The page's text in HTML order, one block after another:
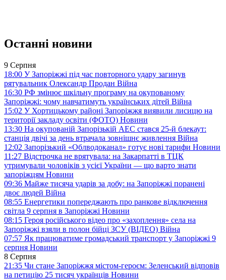
Останні новини
9 Серпня
18:00 У Запоріжжі під час повторного удару загинув
рятувальник Олександр Продан Війна
16:30 РФ змінює шкільну програму на окупованому
Запоріжжі: чому навчатимуть українських дітей Війна
15:02 У Хортицькому районі Запоріжжя виявили лисицю на
території закладу освіти (ФОТО) Новини
13:30 На окупованій Запорізькій АЕС стався 25-й блекаут:
станція двічі за день втрачала зовнішнє живлення Війна
12:02 Запорізький «Облводоканал» готує нові тарифи Новини
11:27 Відстрочка не врятувала: на Закарпатті в ТЦК
утримували чоловіків з усієї України — що варто знати
запоріжцям Новини
09:36 Майже тисяча ударів за добу: на Запоріжжі поранені
двоє людей Війна
08:55 Енергетики попереджають про ранкове відключення
світла 9 серпня в Запоріжжі Новини
08:15 Героя російського відео про «захоплення» села на
Запоріжжі взяли в полон бійці ЗСУ (ВІДЕО) Війна
07:57 Як працюватиме громадський транспорт у Запоріжжі 9
серпня Новини
8 Серпня
21:35 Чи стане Запоріжжя містом-героєм: Зеленський відповів
на петицію 25 тисяч українців Новини